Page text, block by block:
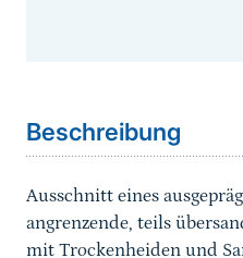
Beschreibung
Ausschnitt eines
angrenzende, teils
mit Trockenheiden und